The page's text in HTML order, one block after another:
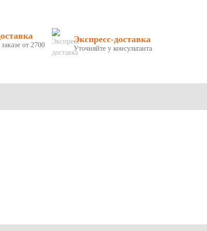
от 2700
Экспресс-доставка
Уточняйте у консультанта